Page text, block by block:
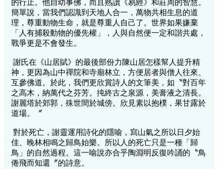
的行止。他自幼事佛，而且熟讀《易經》和莊周的智慧。
簡單說，當我們認識到天地人合一，萬物共相生息的道
理，尊重動物生命，就是尊重人自己了。世界如果嫌棄
「人有捕殺動物的優先權」，人與自然便一定和諧共處，
戰爭更是不會發生。
謝氏在《山居賦》的最後部份力陳山居怎樣幫人提升精
神，更因為山中禪院和寺廟林立，方便居者與僧人往來、
互參佛道。於此，我們更欣賞詩人的文筆美，如〝對百年
之高木，納萬代之芬芳。扽終古之泉源，美膏液之清長。
謝麗塔於郊郭，殊世間於城傍。欣見素以抱樸，果甘露於
道場。〞
對於死亡，謝靈運用詩化的隱喻，寫山氣之所以日夕始
佳、晚林相鳴之歸鳥始樂。所以人的死亡只是一種「歸
鳥」的自然過程。這一喻說亦合乎陶淵明反復吟誦的〝鳥
倦飛而知還〞的詩意。